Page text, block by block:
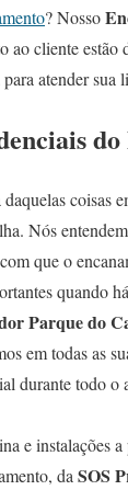
? Nosso
ao cliente estão
atender sua
coisas
Nós
que o
quando
Parque do
em todas as
durante todo o
e instalações
daSOS